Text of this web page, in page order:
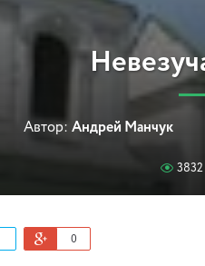
Автор: Андрей Манчук
3832
0